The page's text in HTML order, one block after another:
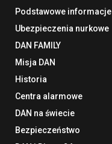
Podstawowe informacje
Ubezpieczenia nurkowe
DAN FAMILY
Misja DAN
Historia
Centra alarmowe
DAN na świecie
Bezpieczeństwo